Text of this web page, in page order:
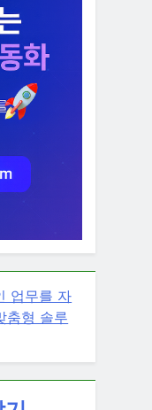
업무를 자
춤형 솔루